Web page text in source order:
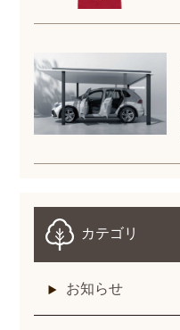
カテゴリ
お知らせ